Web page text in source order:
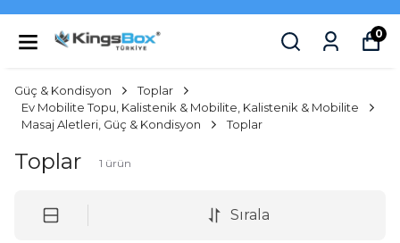
0
Güç & Kondisyon
Toplar
Ev Mobilite Topu, Kalistenik & Mobilite, Kalistenik & Mobilite
Masaj Aletleri, Güç & Kondisyon
Toplar
Toplar 1 ürün
Sırala